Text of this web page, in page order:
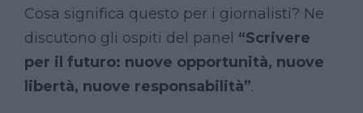
Cosa significa questo per i giornalisti? Ne
discutono gli ospiti del panel “Scrivere
per il futuro: nuove opportunità, nuove
libertà, nuove responsabilità”.